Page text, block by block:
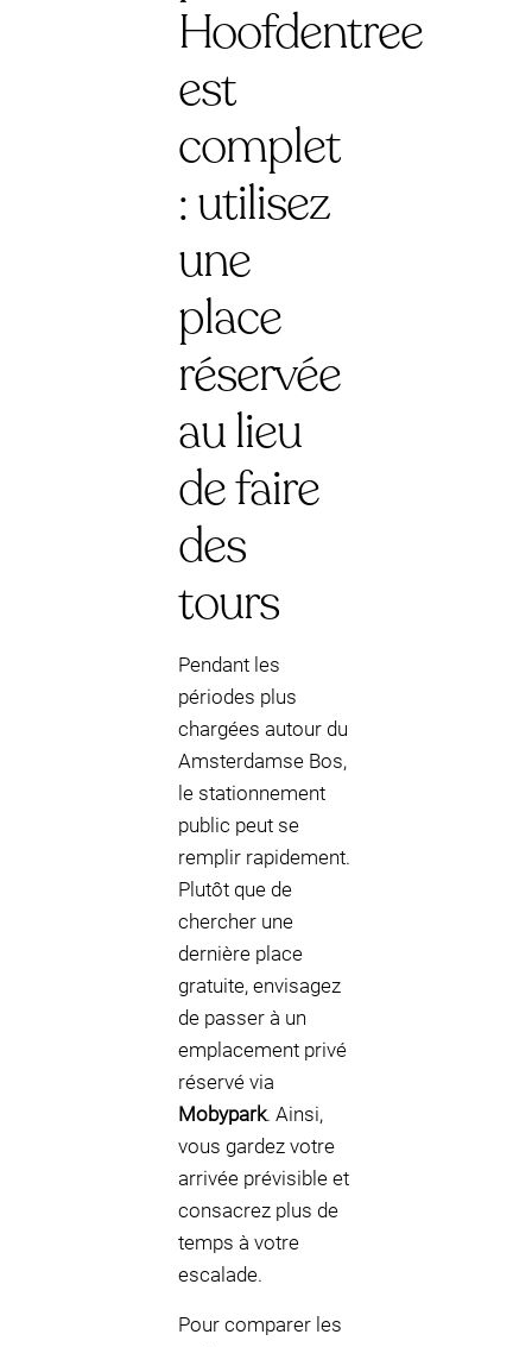
Hoofdentree
est
complet
: utilisez
une
place
réservée
au lieu
de faire
des
tours
Pendant les
périodes plus
chargées autour du
Amsterdamse Bos,
le stationnement
public peut se
remplir rapidement.
Plutôt que de
chercher une
dernière place
gratuite, envisagez
de passer à un
emplacement privé
réservé via
Mobypark. Ainsi,
vous gardez votre
arrivée prévisible et
consacrez plus de
temps à votre
escalade.
Pour comparer les